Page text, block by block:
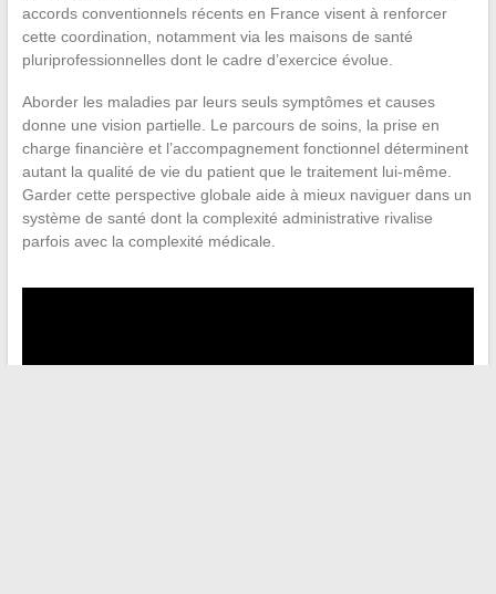
accords conventionnels récents en France visent à renforcer
cette coordination, notamment via les maisons de santé
pluriprofessionnelles dont le cadre d’exercice évolue.
Aborder les maladies par leurs seuls symptômes et causes
donne une vision partielle. Le parcours de soins, la prise en
charge financière et l’accompagnement fonctionnel déterminent
autant la qualité de vie du patient que le traitement lui-même.
Garder cette perspective globale aide à mieux naviguer dans un
système de santé dont la complexité administrative rivalise
parfois avec la complexité médicale.